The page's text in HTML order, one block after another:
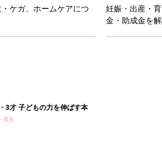
ケガ、ホームケアにつ
妊娠・出産・
金・助成金を
3才 子どもの力を伸ばす本
育児